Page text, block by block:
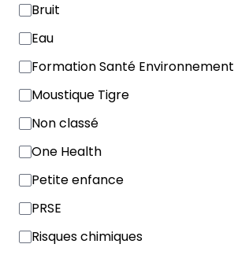
Bruit
Eau
Formation Santé Environnement
Moustique Tigre
Non classé
One Health
Petite enfance
PRSE
Risques chimiques